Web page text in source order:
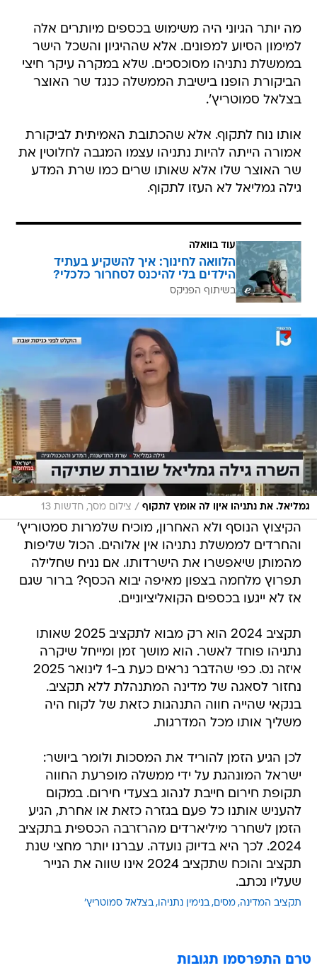
מה יותר הגיוני היה משימוש בכספים מיותרים אלה
למימון הסיוע למפונים. אלא שההיגיון והשכל הישר
בממשלת נתניהו מסוכסכים. שלא במקרה עיקר חיצי
הביקורת הופנו בישיבת הממשלה כנגד שר האוצר
בצלאל סמוטריץ'.
אותו נוח לתקוף. אלא שהכתובת האמיתית לביקורת
אמורה הייתה להיות נתניהו עצמו המגבה לחלוטין את
שר האוצר שלו אלא שאותו שרים כמו שרת המדע
גילה גמליאל לא העזו לתקוף.
עוד בוואלה
הלוואה לחינוך: איך להשקיע בעתיד
הילדים בלי להיכנס לסחרור כלכלי?
בשיתוף הפניקס
גמליאל. את נתניהו איןו לה אומץ לתקוף / צילום מסך, חדשות 13
הקיצוץ הנוסף ולא האחרון, מוכיח שלמרות סמטוריץ'
והחרדים לממשלת נתניהו אין אלוהים. הכול שליפות
מהמותן שיאפשרו את הישרדותו. אם נניח שחלילה
תפרוץ מלחמה בצפון מאיפה יבוא הכסף? ברור שגם
אז לא ייגעו בכספים הקואליציוניים.
תקציב 2024 הוא רק מבוא לתקציב 2025 שאותו
נתניהו פוחד לאשר. הוא מושך זמן ומייחל שיקרה
איזה נס. כפי שהדבר נראים כעת ב-1 לינואר 2025
נחזור לסאגה של מדינה המתנהלת ללא תקציב.
בנקאי שהייה חווה התנהגות כזאת של לקוח היה
משליך אותו מכל המדרגות.
לכן הגיע הזמן להוריד את המסכות ולומר ביושר:
ישראל המונהגת על ידי ממשלה מופרעת החווה
תקופת חירום חייבת לנהוג בצעדי חירום. במקום
להעניש אותנו כל פעם בגזרה כזאת או אחרת, הגיע
הזמן לשחרר מיליארדים מהרזרבה הכספית בתקציב
2024. לכך היא בדיוק נועדה. עברנו יותר מחצי שנת
תקציב והוכח שתקציב 2024 אינו שווה את הנייר
שעליו נכתב.
תקציב המדינה מסים בנימין נתניהו בצלאל סמוטריץ'
טרם התפרסמו תגובות